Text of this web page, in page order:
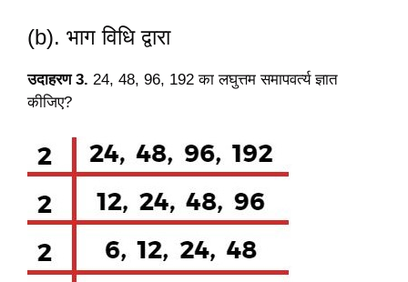
(b). भाग विधि द्वारा
उदाहरण 3. 24, 48, 96, 192 का लघुत्तम समापवर्त्य ज्ञात
कीजिए?